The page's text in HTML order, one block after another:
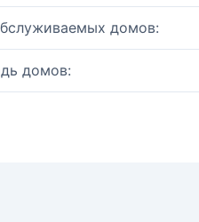
домов:
домов: